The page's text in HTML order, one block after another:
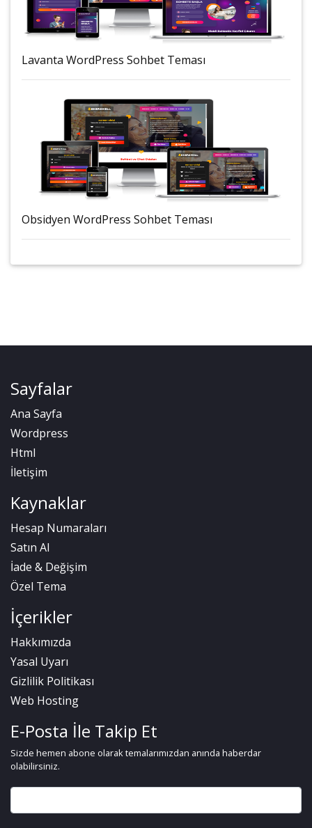
Lavanta WordPress Sohbet Teması
Obsidyen WordPress Sohbet Teması
Sayfalar
Ana Sayfa
Wordpress
Html
İletişim
Kaynaklar
Hesap Numaraları
Satın Al
İade & Değişim
Özel Tema
İçerikler
Hakkımızda
Yasal Uyarı
Gizlilik Politikası
Web Hosting
E-Posta İle Takip Et
Sizde hemen abone olarak temalarımızdan anında haberdar
olabilirsiniz.